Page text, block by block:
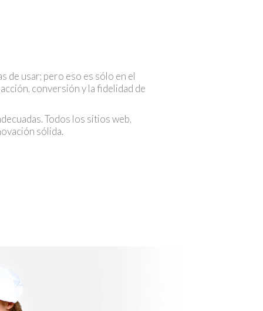
de usar; pero eso es sólo en el
conversión y la fidelidad de
Todos los sitios web,
sólida.